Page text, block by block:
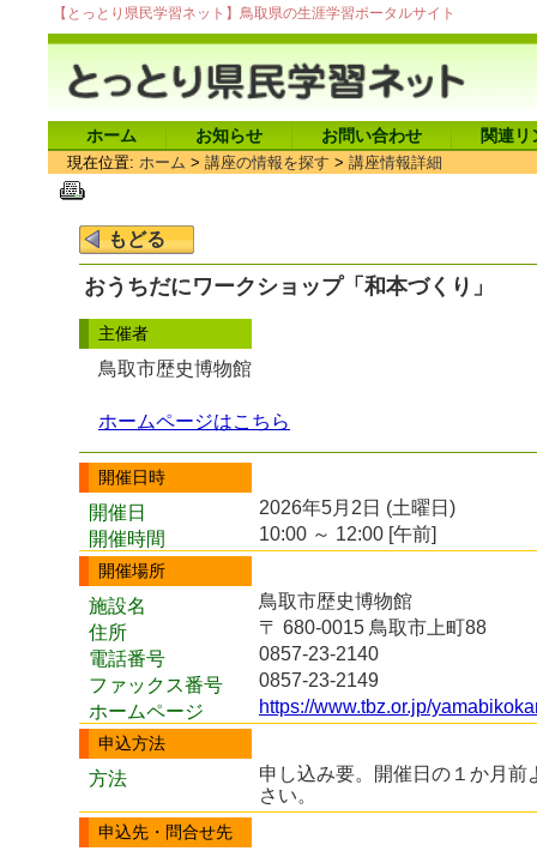
【とっとり県民学習ネット】鳥取県の生涯学習ポータルサイト
ホーム お知らせ お問い合わせ 関連リ
現在位置: ホーム > 講座の情報を探す > 講座情報詳細
おうちだにワークショップ「和本づくり」
主催者
鳥取市歴史博物館
ホームページはこちら
開催日時
開催日
2026年5月2日 (土曜日)
開催時間
10:00 ～ 12:00 [午前]
開催場所
施設名
鳥取市歴史博物館
住所
〒 680-0015 鳥取市上町88
電話番号
0857-23-2140
ファックス番号
0857-23-2149
ホームページ
https://www.tbz.or.jp/
申込方法
方法
申し込み要。開催日の１か月
さい。
申込先・問合せ先